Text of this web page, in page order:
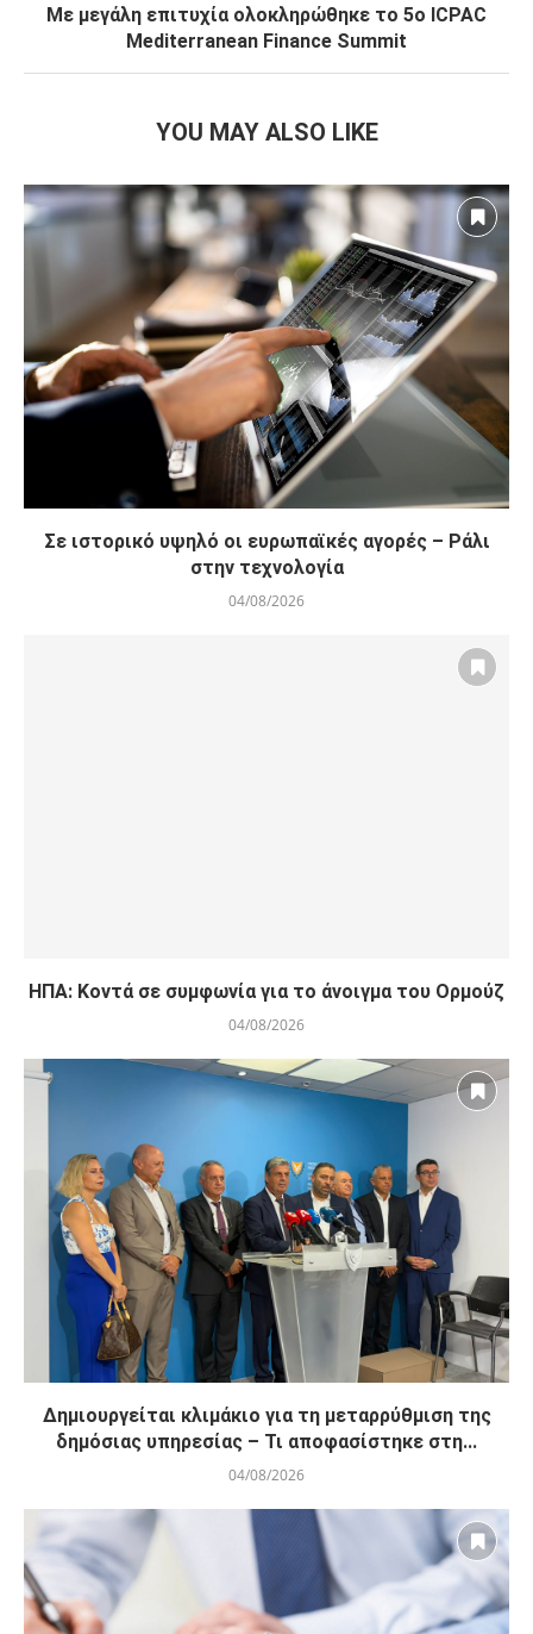
Με μεγάλη επιτυχία ολοκληρώθηκε το 5ο ICPAC
Mediterranean Finance Summit
YOU MAY ALSO LIKE
Σε ιστορικό υψηλό οι ευρωπαϊκές αγορές – Ράλι
στην τεχνολογία
04/08/2026
ΗΠΑ: Κοντά σε συμφωνία για το άνοιγμα του Ορμούζ
04/08/2026
Δημιουργείται κλιμάκιο για τη μεταρρύθμιση της
δημόσιας υπηρεσίας – Τι αποφασίστηκε στη...
04/08/2026